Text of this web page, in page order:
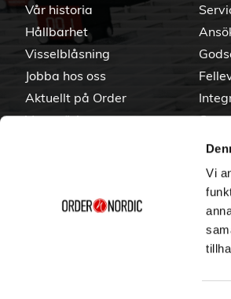
Vi
Vår historia
Hållbarhet
Visselblåsning
Jobba hos oss
Aktuellt på Order
Varumärken
Om